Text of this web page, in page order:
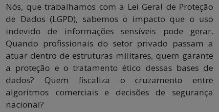
Nós, que trabalhamos com a Lei Geral de Proteção
de Dados (LGPD), sabemos o impacto que o uso
indevido de informações sensíveis pode gerar.
Quando profissionais do setor privado passam a
atuar dentro de estruturas militares, quem garante
a proteção e o tratamento ético dessas bases de
dados? Quem fiscaliza o cruzamento entre
algoritmos comerciais e decisões de segurança
nacional?